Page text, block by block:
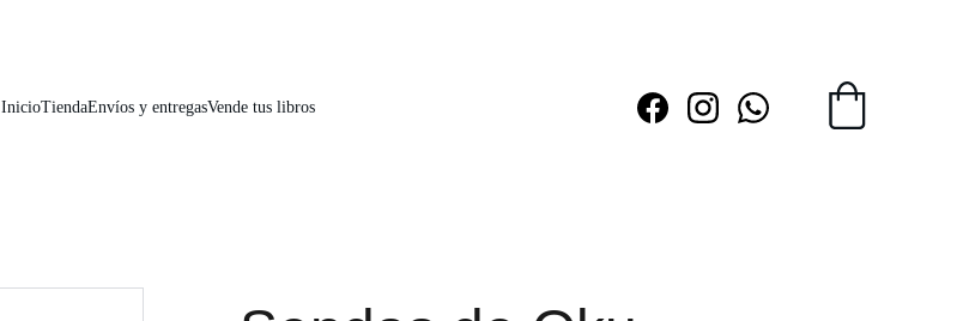
InicioTiendaEnvíos y entregasVende tus libros